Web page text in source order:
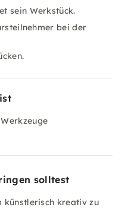
sein Werkstück.
bei der
solltest
künstlerisch kreativ zu